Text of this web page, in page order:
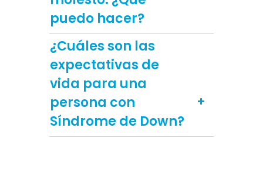
puedo hacer?
¿Cuáles son las
expectativas de
vida para una
persona con
Síndrome de Down?